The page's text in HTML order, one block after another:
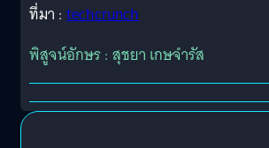
ที่มา : techcrunch
พิสูจน์อักษร : สุชยา เกษจำรัส